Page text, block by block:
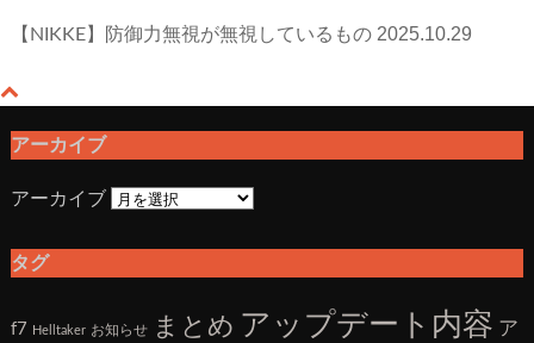
【NIKKE】防御力無視が無視しているもの 2025.10.29
アーカイブ
アーカイブ
タグ
f7 Helltaker お知らせ まとめ アップデート内容 ア